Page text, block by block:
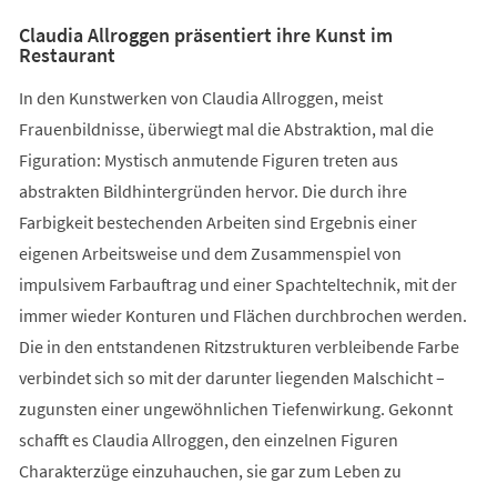
Claudia Allroggen präsentiert ihre Kunst im
Restaurant
In den Kunstwerken von Claudia Allroggen, meist
Frauenbildnisse, überwiegt mal die Abstraktion, mal die
Figuration: Mystisch anmutende Figuren treten aus
abstrakten Bildhintergründen hervor. Die durch ihre
Farbigkeit bestechenden Arbeiten sind Ergebnis einer
eigenen Arbeitsweise und dem Zusammenspiel von
impulsivem Farbauftrag und einer Spachteltechnik, mit der
immer wieder Konturen und Flächen durchbrochen werden.
Die in den entstandenen Ritzstrukturen verbleibende Farbe
verbindet sich so mit der darunter liegenden Malschicht –
zugunsten einer ungewöhnlichen Tiefenwirkung. Gekonnt
schafft es Claudia Allroggen, den einzelnen Figuren
Charakterzüge einzuhauchen, sie gar zum Leben zu